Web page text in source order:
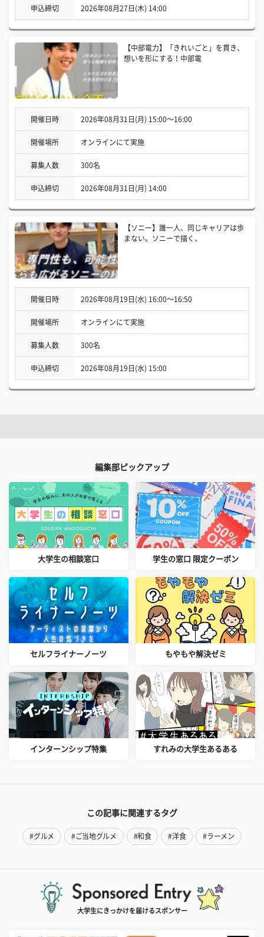
申込締切 2026年08月27日(木) 14:00
【中部電力】「きれいごと」を貫き、
想いを形にする！中部電
開催日時 2026年08月31日(月) 15:00〜16:00
開催場所 オンラインにて実施
募集人数 300名
申込締切 2026年08月31日(月) 14:00
【ソニー】誰一人、同じキャリアは歩
まない。ソニーで描く、
開催日時 2026年08月19日(水) 16:00〜16:50
開催場所 オンラインにて実施
募集人数 300名
申込締切 2026年08月19日(水) 15:00
編集部ピックアップ
大学生の相談窓口 学生の窓口 限定クーポン
セルフライナーノーツ もやもや解決ゼミ
インターンシップ特集 すれみの大学生あるある
この記事に関連するタグ
#グルメ #ご当地グルメ #和食 #洋食 #ラーメン
大学生にきっかけを届けるスポンサー